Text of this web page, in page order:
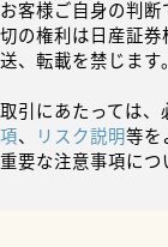
お客様ご自身の判
切の権利は日産証券
送、転載を禁じます。
取引にあたっては、
項、 リスク説明等を
重要な注意事項につ